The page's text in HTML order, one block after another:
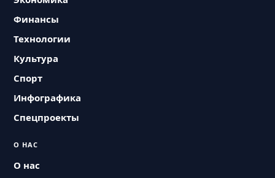
Финансы
Технологии
Культура
Спорт
Инфографика
Спецпроекты
О НАС
О нас